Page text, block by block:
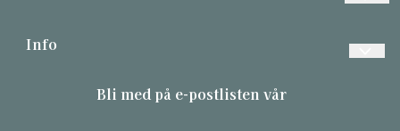
Info
Forsendelse og returBli med på e-postlisten vår